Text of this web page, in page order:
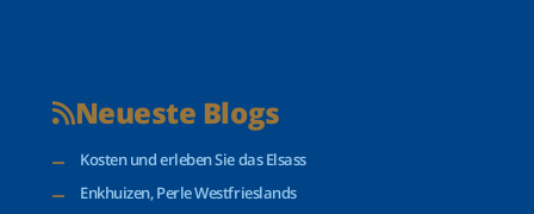
Neueste Blogs
Kosten und erleben Sie das Elsass
Enkhuizen, Perle Westfrieslands